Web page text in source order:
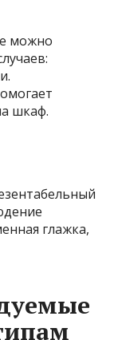
можно
шкаф.
глажка,